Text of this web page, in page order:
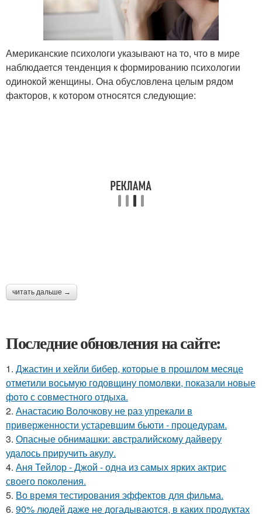
Американские психологи указывают на то, что в мире
наблюдается тенденция к формированию психологии
одинокой женщины. Она обусловлена целым рядом
факторов, к котором относятся следующие:
читать дальше →
Последние обновления на сайте:
1. Джастин и хейли бибер, которые в прошлом месяце
отметили восьмую годовщину помолвки, показали новые
фото с совместного отдыха.
2. Анастасию Волочкову не раз упрекали в
приверженности устаревшим бьюти - процедурам.
3. Опасные обнимашки: австралийскому дайверу
удалось приручить акулу.
4. Аня Тейлор - Джой - одна из самых ярких актрис
своего поколения.
5. Во время тестирования эффектов для фильма.
6. 90% людей даже не догадываются, в каких продуктах